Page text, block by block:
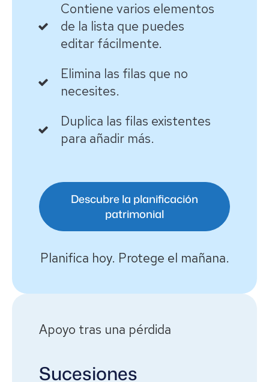
Contiene varios elementos
de la lista que puedes
editar fácilmente.
Elimina las filas que no
necesites.
Duplica las filas existentes
para añadir más.
Descubre la planificación
patrimonial
Planifica hoy. Protege el mañana.
Apoyo tras una pérdida
Sucesiones